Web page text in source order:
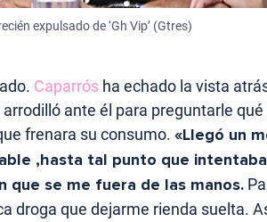
expulsado de ‘Gh Vip’ (Gtres)
Caparrós ha echado la vista
ante él para preguntarle qué
frenara su consumo. «Llegó un
,hasta tal punto que intentaba
que se me fuera de las manos.
droga que dejarme rienda suelta.